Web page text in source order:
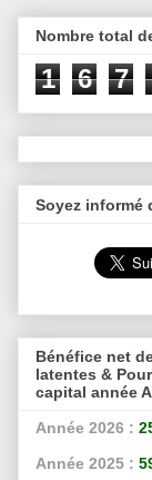
Nombre total
1 6 7
Soyez informé
Bénéfice net
latentes &
capital année
Année 2026 :
Année 2025 :